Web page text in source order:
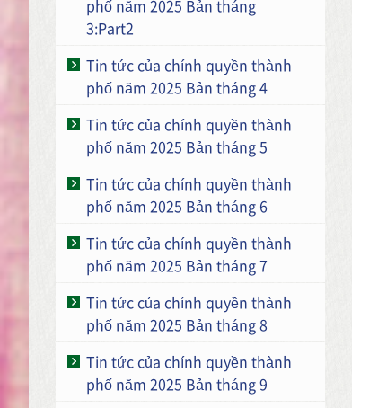
phố năm 2025 Bản tháng
3:Part2
Tin tức của chính quyền thành
phố năm 2025 Bản tháng 4
Tin tức của chính quyền thành
phố năm 2025 Bản tháng 5
Tin tức của chính quyền thành
phố năm 2025 Bản tháng 6
Tin tức của chính quyền thành
phố năm 2025 Bản tháng 7
Tin tức của chính quyền thành
phố năm 2025 Bản tháng 8
Tin tức của chính quyền thành
phố năm 2025 Bản tháng 9